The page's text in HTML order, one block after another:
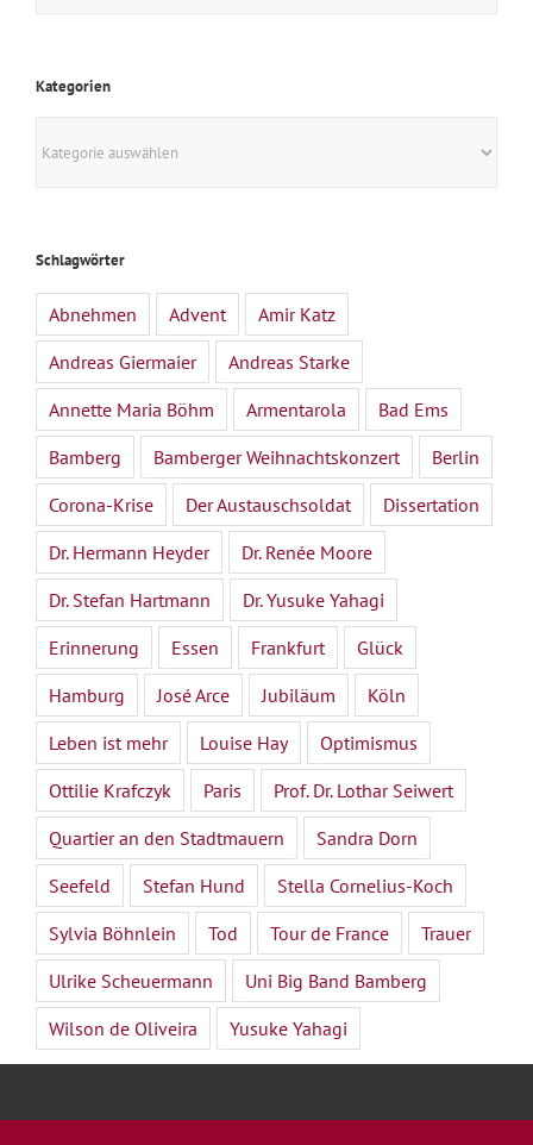
Kategorien
Schlagwörter
Abnehmen Advent
Amir Katz
Andreas Giermaier
Andreas Starke
Annette Maria Böhm
Armentarola
Bad Ems
Bamberg
Bamberger Weihnachtskonzert
Berlin
Corona-Krise
Der Austauschsoldat
Dissertation
Dr. Hermann Heyder
Dr. Renée Moore
Dr. Stefan Hartmann
Dr. Yusuke Yahagi
Erinnerung
Essen Frankfurt
Glück
Hamburg
José Arce Jubiläum
Köln
Leben ist mehr
Louise Hay
Optimismus
Ottilie Krafczyk
Paris
Prof. Dr. Lothar Seiwert
Quartier an den Stadtmauern
Sandra Dorn
Seefeld
Stefan Hund
Stella Cornelius-Koch
Sylvia Böhnlein
Tod Tour de France
Trauer
Ulrike Scheuermann
Uni Big Band Bamberg
Wilson de Oliveira
Yusuke Yahagi